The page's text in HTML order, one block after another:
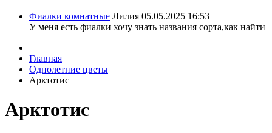
Фиалки комнатные Лилия 05.05.2025 16:53
У меня есть фиалки хочу знать названия сорта,как найти
Главная
Однолетние цветы
Арктотис
Арктотис